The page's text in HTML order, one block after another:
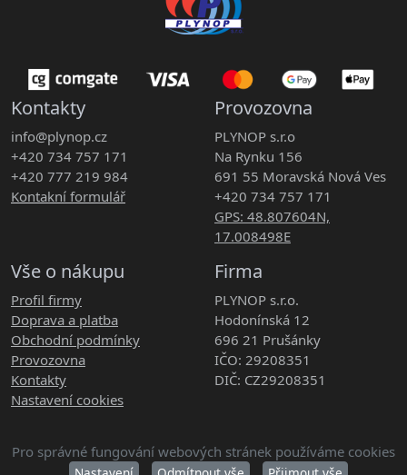
Kontakty
info@plynop.cz
+420 734 757 171
+420 777 219 984
Kontakní formulář
Provozovna
PLYNOP s.r.o
Na Rynku 156
691 55 Moravská Nová Ves
+420 734 757 171
GPS: 48.807604N,
17.008498E
Vše o nákupu
Profil firmy
Doprava a platba
Obchodní podmínky
Provozovna
Kontakty
Nastavení cookies
Firma
PLYNOP s.r.o.
Hodonínská 12
696 21 Prušánky
IČO: 29208351
DIČ: CZ29208351
Copyright © 2026 PLYNOP s.r.o. Všechna práva vyhrazena.
Pro správné fungování webových stránek používáme cookies